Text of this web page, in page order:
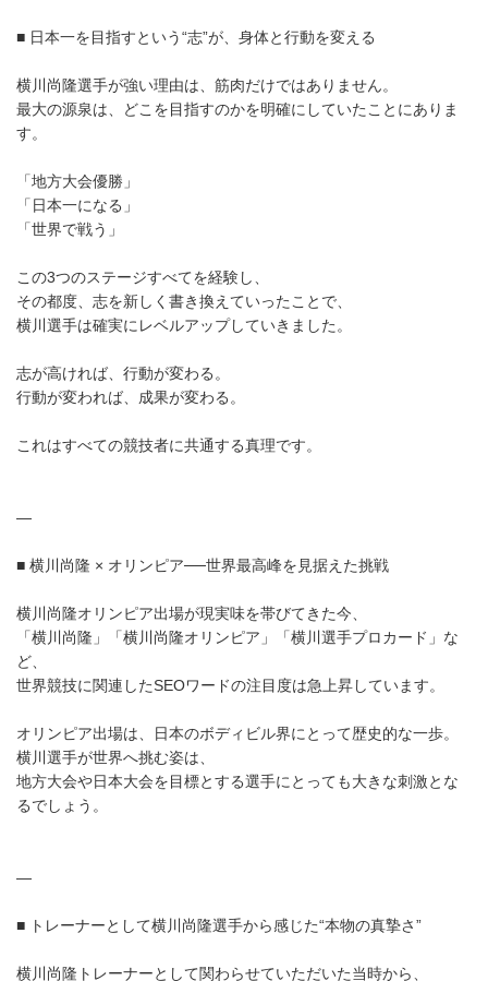
■ 日本一を目指すという“志”が、身体と行動を変える
横川尚隆選手が強い理由は、筋肉だけではありません。
最大の源泉は、どこを目指すのかを明確にしていたことにありま
す。
「地方大会優勝」
「日本一になる」
「世界で戦う」
この3つのステージすべてを経験し、
その都度、志を新しく書き換えていったことで、
横川選手は確実にレベルアップしていきました。
志が高ければ、行動が変わる。
行動が変われば、成果が変わる。
これはすべての競技者に共通する真理です。
—
■ 横川尚隆 × オリンピア──世界最高峰を見据えた挑戦
横川尚隆オリンピア出場が現実味を帯びてきた今、
「横川尚隆」「横川尚隆オリンピア」「横川選手プロカード」な
ど、
世界競技に関連したSEOワードの注目度は急上昇しています。
オリンピア出場は、日本のボディビル界にとって歴史的な一歩。
横川選手が世界へ挑む姿は、
地方大会や日本大会を目標とする選手にとっても大きな刺激とな
るでしょう。
—
■ トレーナーとして横川尚隆選手から感じた“本物の真摯さ”
横川尚隆トレーナーとして関わらせていただいた当時から、